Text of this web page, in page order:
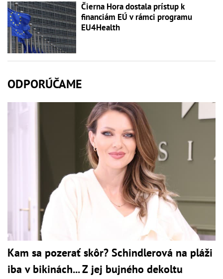
Čierna Hora dostala prístup k
financiám EÚ v rámci programu
EU4Health
ODPORÚČAME
Kam sa pozerať skôr? Schindlerová na pláži
iba v bikinách... Z jej bujného dekoltu